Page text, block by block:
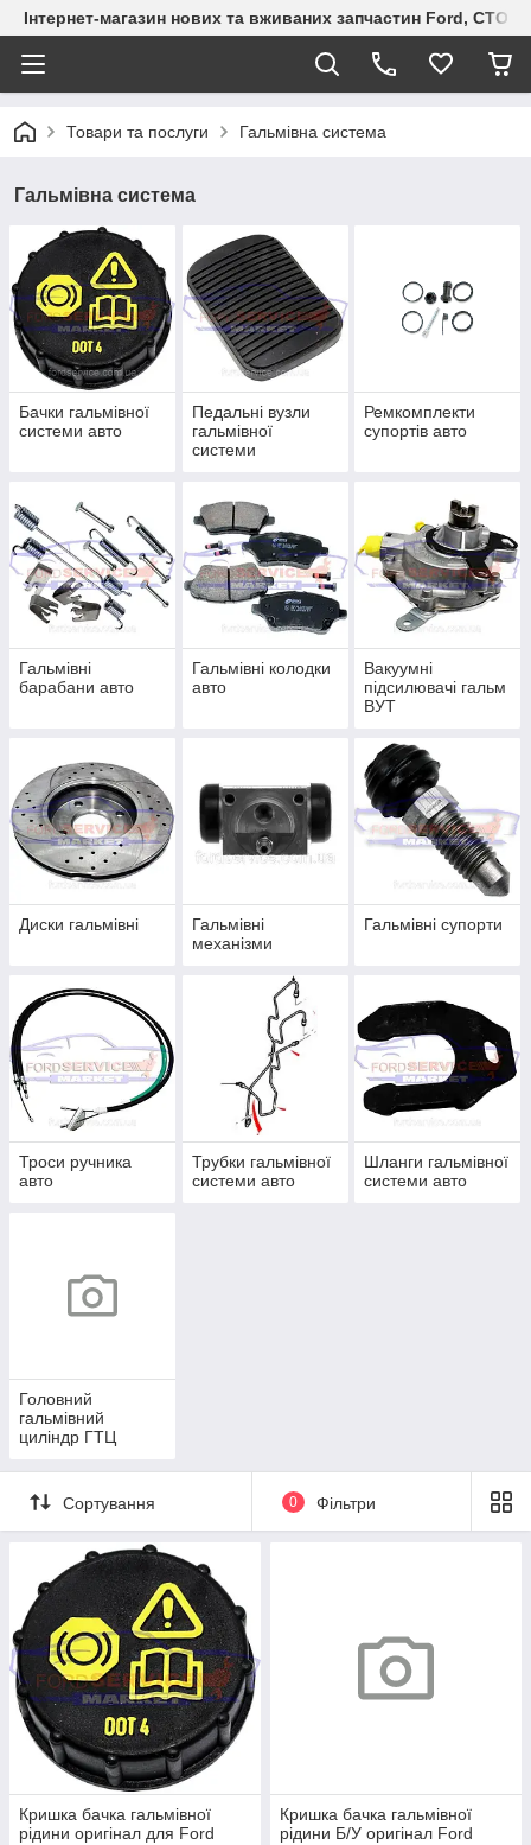
Інтернет-магазин нових та вживаних запчастин Ford, СТО
Товари та послуги Гальмівна система
Гальмівна система
Бачки гальмівної
системи авто
Педальні вузли
гальмівної
системи
Ремкомплекти
супортів авто
Гальмівні
барабани авто
Гальмівні колодки
авто
Вакуумні
підсилювачі гальм
ВУТ
Диски гальмівні
Гальмівні
механізми
Гальмівні супорти
Троси ручника
авто
Трубки гальмівної
системи авто
Шланги гальмівної
системи авто
Головний
гальмівний
циліндр ГТЦ
Сортування 0 Фільтри
Кришка бачка гальмівної
рідини оригінал для Ford
Кришка бачка гальмівної
рідини Б/У оригінал Ford